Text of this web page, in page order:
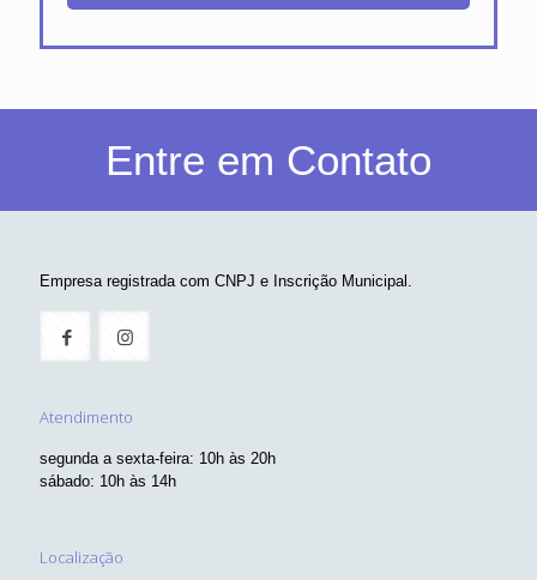
Entre em Contato
Empresa registrada com CNPJ e Inscrição Municipal.
Atendimento
segunda a sexta-feira: 10h às 20h
sábado: 10h às 14h
Localização